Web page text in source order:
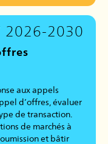
2026-2030
aux appels
d’offres, évaluer
de transaction.
de marchés à
et bâtir